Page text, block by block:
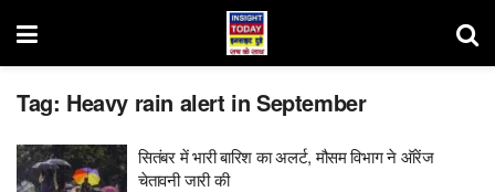
Tag: Heavy rain alert in September
सितंबर में भारी बारिश का अलर्ट, मौसम विभाग ने ऑरेंज
चेतावनी जारी की